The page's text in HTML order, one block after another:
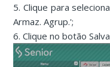
5. Clique para
Armaz. Agrup.';
6. Clique no botão